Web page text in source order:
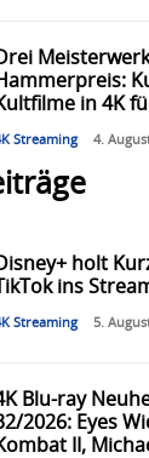
in 4K
Streaming 4.
holt
TikTok ins
Streaming 5.
Blu-ray
2026: Eyes
II,